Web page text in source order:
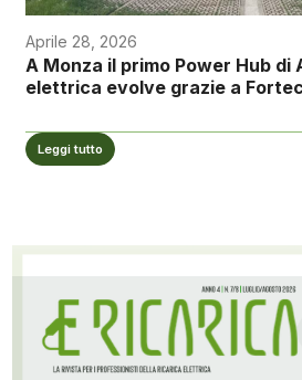
Aprile 28, 2026
A Monza il primo Power Hub di
elettrica evolve grazie a
Leggi tutto